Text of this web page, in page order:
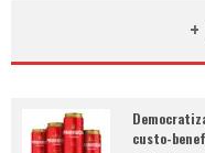
custo-